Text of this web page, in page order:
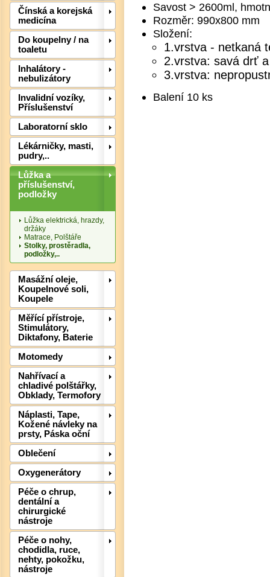
Čínská a korejská
medicína
Do koupelny / na
toaletu
Inhalátory -
nebulizátory
Invalidní vozíky,
Příslušenství
Laboratorní sklo
Lékárničky, masti,
pudry,..
Lůžka a
příslušenství,
podložky
Lůžka elektrická, hrazdy,
držáky
Matrace, Polštáře
Stolky, prostěradla,
podložky,..
Masážní oleje,
Koupelnové soli,
Koupele
Měřící přístroje,
Stimulátory,
Diktafony, Baterie
Motomedy
Nahřívací a
chladivé polštářky,
Obklady, Termofory
Náplasti, Tape,
Kožené návleky na
prsty, Páska oční
Oblečení
Oxygenerátory
Péče o chrup,
dentální a
chirurgické
nástroje
Péče o nohy,
chodidla, ruce,
nehty, pokožku,
nástroje
Savost > 2600ml,
Rozměr: 990x800 mm
Složení:
1.vrstva - netkaná
2.vrstva: savá drť
3.vrstva:
Balení 10 ks